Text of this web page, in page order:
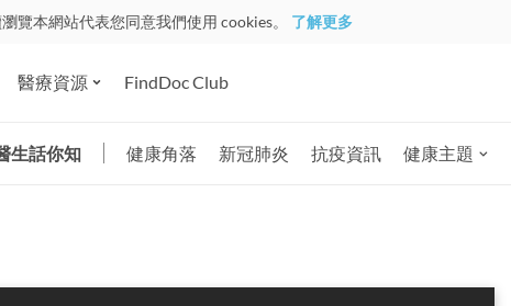
覽本網站代表您同意我們使用 cookies。 了解更多
醫療資源 FindDoc Club
生話你知 健康角落 新冠肺炎 抗疫資訊 健康主題